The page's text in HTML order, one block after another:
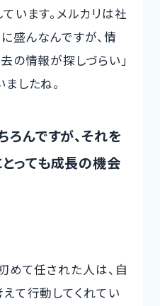
います。メルカリは社
盛んなんですが、情
の情報が探しづらい」
したね。
ろんですが、それを
っても成長の機会
めて任された人は、自
て行動してくれてい